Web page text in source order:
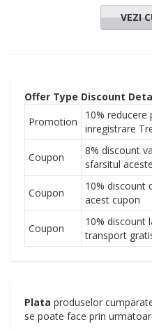
VEZI
Offer Type Discount
Promotion
10% reducere
inregistrare
Coupon
8% discount
sfarsitul
Coupon
10% discount
acest cupon
Coupon
10% discount
transport
Plata produselor
se poate face prin